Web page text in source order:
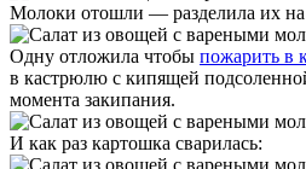
Молоки отошли — разделила их на
Одну отложила чтобы пожарить в
в кастрюлю с кипящей
момента закипания.
И как раз картошка сварилась: